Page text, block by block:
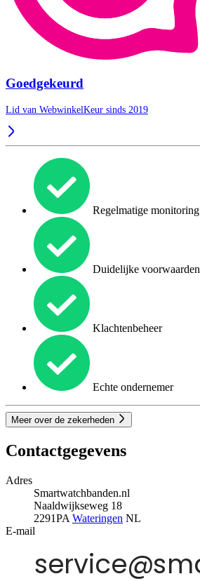
Goedgekeurd
Lid van WebwinkelKeur sinds 2019
Regelmatige monitoring
Duidelijke voorwaarden
Klachtenbeheer
Echte ondernemer
Meer over de zekerheden
Contactgegevens
Adres
Smartwatchbanden.nl
Naaldwijkseweg 18
2291PA Wateringen NL
E-mail